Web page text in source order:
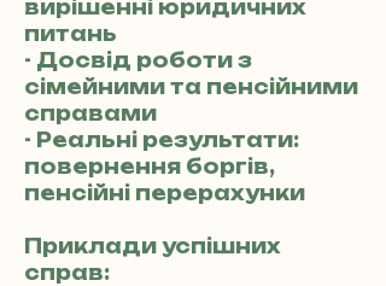
вирішенні юридичних
питань
- Досвід роботи з
сімейними та пенсійними
справами
- Реальні результати:
повернення боргів,
пенсійні перерахунки
Приклади успішних
справ: